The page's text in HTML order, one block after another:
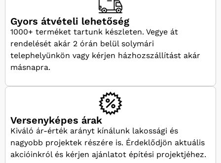
Gyors átvételi lehetőség
1000+ terméket tartunk készleten. Vegye át
rendelését akár 2 órán belül solymári
telephelyünkön vagy kérjen házhozszállítást akár
másnapra.
Versenyképes árak
Kiváló ár-érték arányt kínálunk lakossági és
nagyobb projektek részére is. Érdeklődjön aktuális
akcióinkról és kérjen ajánlatot építési projektjéhez.